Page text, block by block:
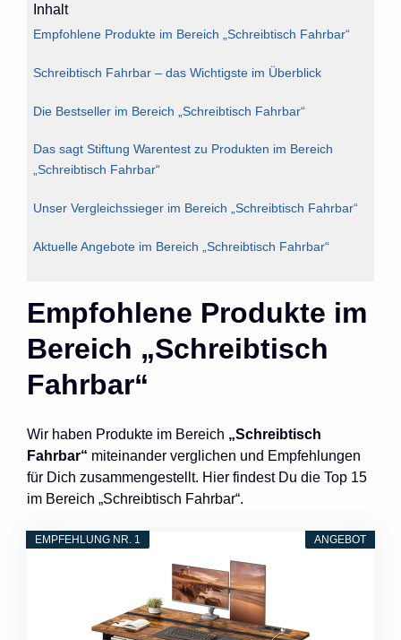
Inhalt
Empfohlene Produkte im Bereich „Schreibtisch Fahrbar“
Schreibtisch Fahrbar – das Wichtigste im Überblick
Die Bestseller im Bereich „Schreibtisch Fahrbar“
Das sagt Stiftung Warentest zu Produkten im Bereich
„Schreibtisch Fahrbar“
Unser Vergleichssieger im Bereich „Schreibtisch Fahrbar“
Aktuelle Angebote im Bereich „Schreibtisch Fahrbar“
Empfohlene Produkte im
Bereich „Schreibtisch
Fahrbar“
Wir haben Produkte im Bereich „Schreibtisch
Fahrbar“ miteinander verglichen und Empfehlungen
für Dich zusammengestellt. Hier findest Du die Top 15
im Bereich „Schreibtisch Fahrbar“.
ANGEBOT
EMPFEHLUNG NR. 1